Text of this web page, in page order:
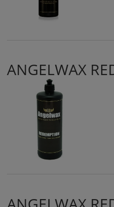
ANGELWAX